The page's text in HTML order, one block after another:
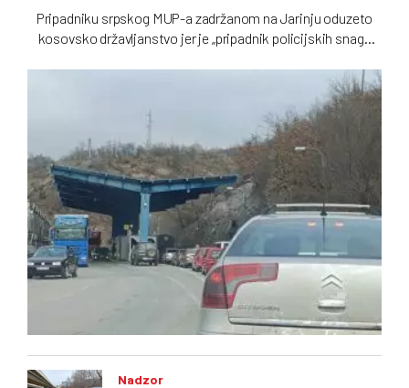
Pripadniku srpskog MUP-a zadržanom na Jarinju oduzeto
kosovsko državljanstvo jer je „pripadnik policijskih snaga
Nadzor